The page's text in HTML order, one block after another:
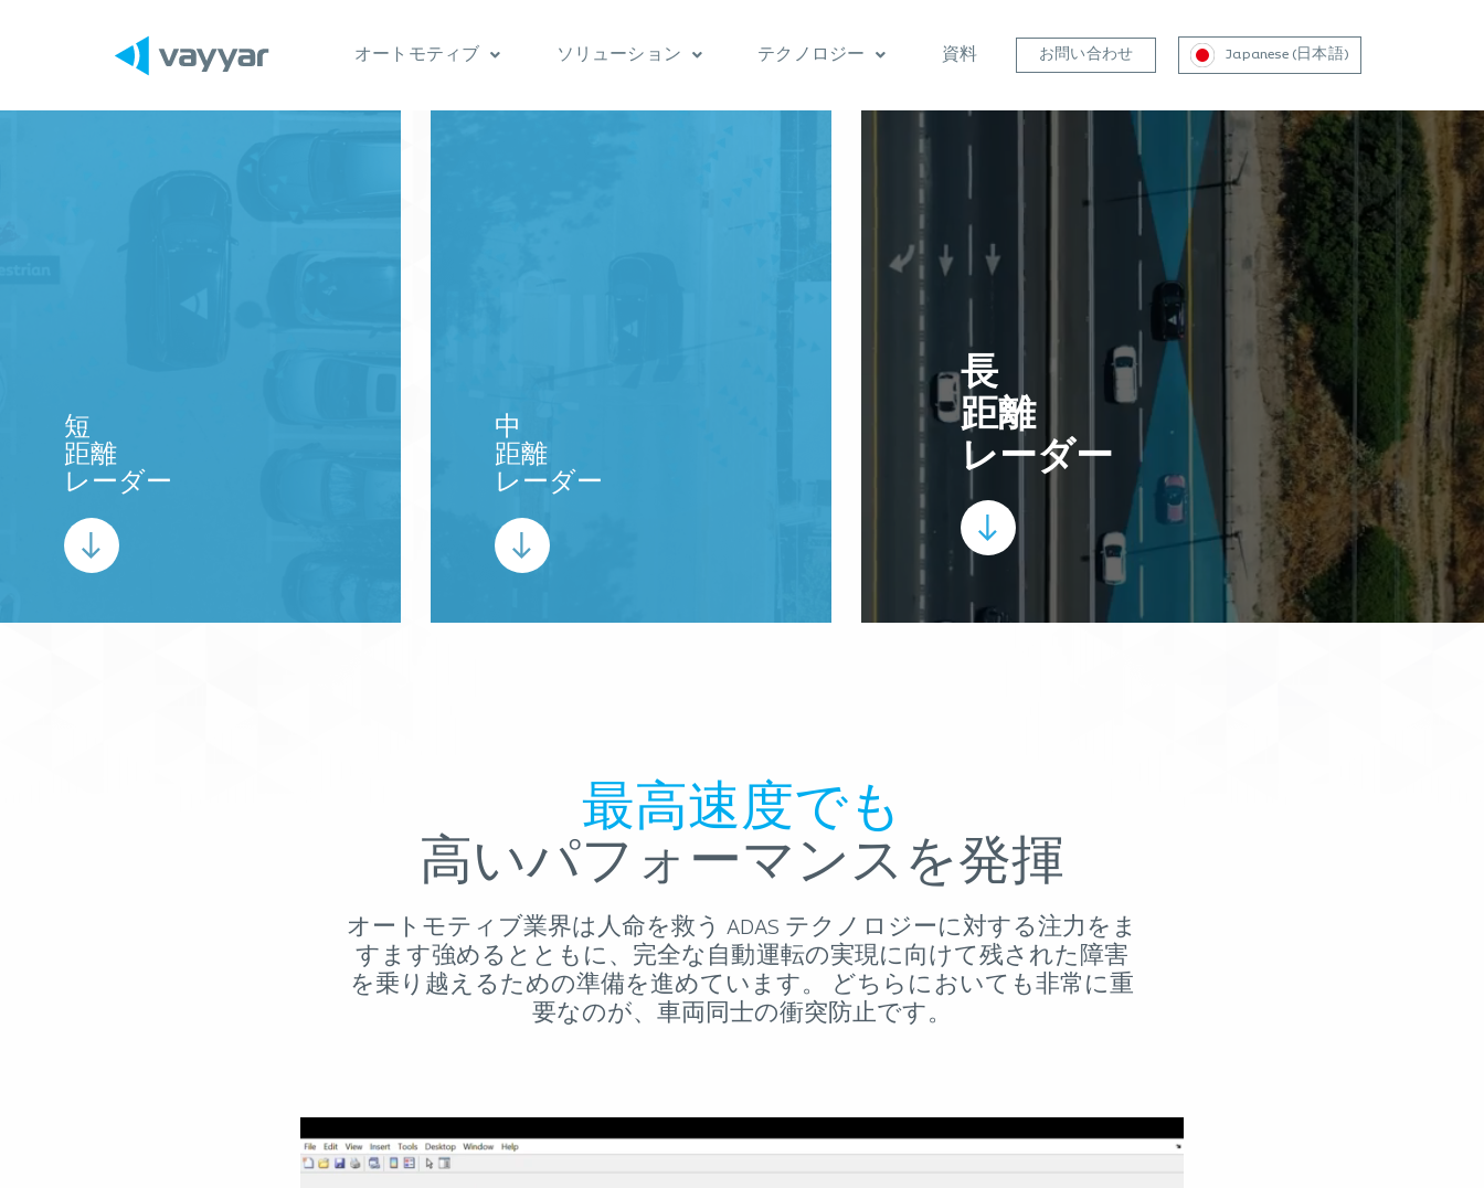
オートモティブ ソリューション テクノロジー 資料 お問い合わせ Japanese (日本語)
短
距離
レーダー
中
距離
レーダー
長
距離
レーダー
最高速度でも
高いパフォーマンスを発揮
オートモティブ業界は人命を救う ADAS テクノロジーに対する注力をま
すます強めるとともに、完全な自動運転の実現に向けて残された障害
を乗り越えるための準備を進めています。 どちらにおいても非常に重
要なのが、車両同士の衝突防止です。